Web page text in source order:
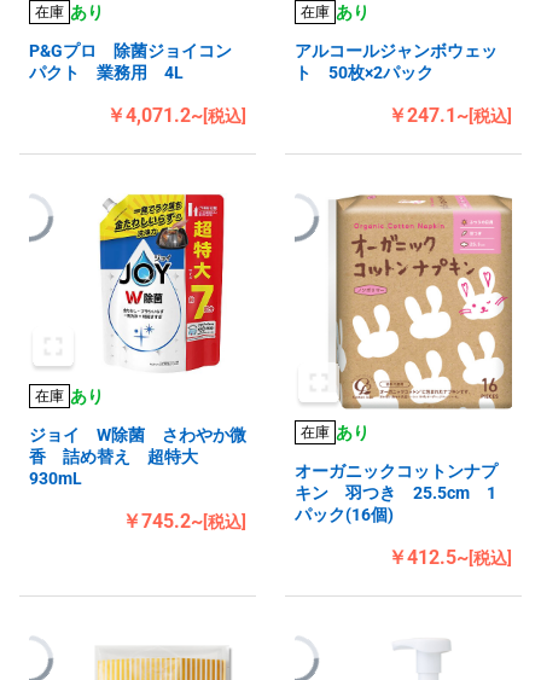
在庫 あり
P&Gプロ 除菌ジョイコン
パクト 業務用 4L
￥4,071.2~[税込]
在庫 あり
アルコールジャンボウェッ
ト 50枚×2パック
￥247.1~[税込]
在庫 あり
ジョイ W除菌 さわやか微
香 詰め替え 超特大
930mL
￥745.2~[税込]
在庫 あり
オーガニックコットンナプ
キン 羽つき 25.5cm 1
パック(16個)
￥412.5~[税込]